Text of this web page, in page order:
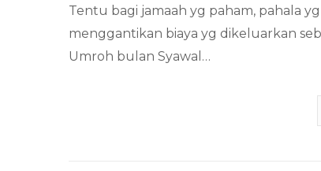
Tentu bagi jamaah yg paham, pahala
menggantikan biaya yg dikeluarkan
Umroh bulan Syawal…